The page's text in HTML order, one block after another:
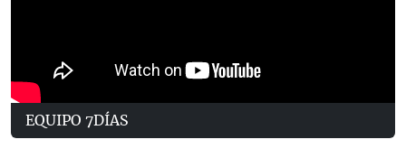
EQUIPO 7DÍAS